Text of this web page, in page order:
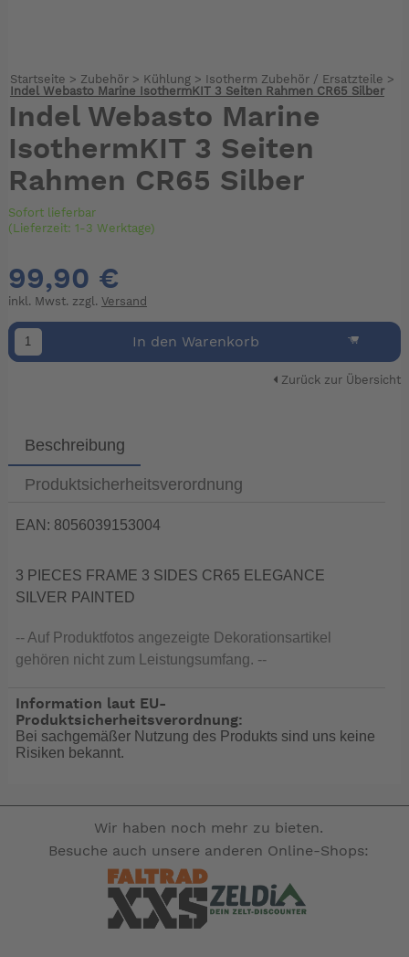
Startseite > Zubehör> Kühlung> Isotherm Zubehör / Ersatzteile >
Indel Webasto Marine IsothermKIT 3 Seiten Rahmen CR65 Silber
Indel Webasto Marine
IsothermKIT 3 Seiten
Rahmen CR65 Silber
Sofort lieferbar
(Lieferzeit: 1-3 Werktage)
99,90 €
inkl. Mwst. zzgl. Versand
In den Warenkorb
Zurück zur Übersicht
Beschreibung
Produktsicherheitsverordnung
EAN: 8056039153004
3 PIECES FRAME 3 SIDES CR65 ELEGANCE
SILVER PAINTED
-- Auf Produktfotos angezeigte Dekorationsartikel
gehören nicht zum Leistungsumfang. --
Information laut EU-
Produktsicherheitsverordnung:
Bei sachgemäßer Nutzung des Produkts sind uns keine
Risiken bekannt.
Wir haben noch mehr zu bieten.
Besuche auch unsere anderen Online-Shops: